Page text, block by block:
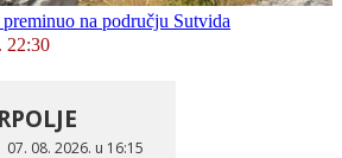
na području Sutvida
22:30